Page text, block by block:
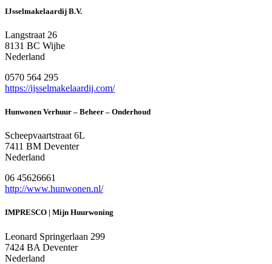
IJsselmakelaardij B.V.
Langstraat 26
8131 BC Wijhe
Nederland
0570 564 295
https://ijsselmakelaardij.com/
Hunwonen Verhuur – Beheer – Onderhoud
Scheepvaartstraat 6L
7411 BM Deventer
Nederland
06 45626661
http://www.hunwonen.nl/
IMPRESCO | Mijn Huurwoning
Leonard Springerlaan 299
7424 BA Deventer
Nederland